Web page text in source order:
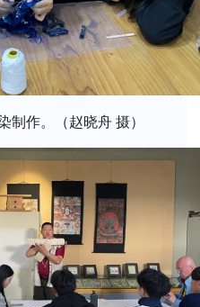
制作。（赵晓舟 摄）